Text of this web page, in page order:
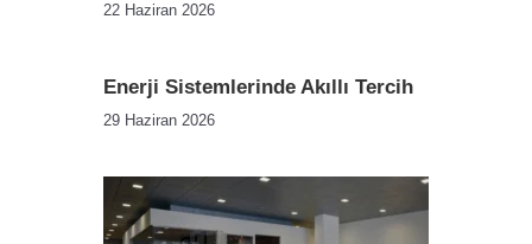
22 Haziran 2026
Enerji Sistemlerinde Akıllı Tercih
29 Haziran 2026